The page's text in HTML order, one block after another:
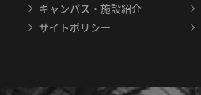
キャンパス・施設紹介
サイトポリシー